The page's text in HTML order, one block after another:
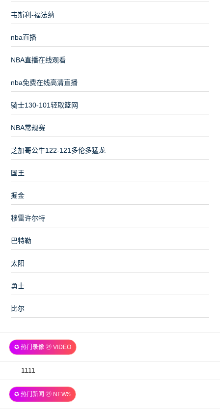
韦斯利-福法纳
nba直播
NBA直播在线观看
nba免费在线高清直播
骑士130-101轻取篮网
NBA常规赛
芝加哥公牛122-121多伦多猛龙
国王
掘金
穆雷许尔特
巴特勒
太阳
勇士
比尔
✪ 热门录像 ㉔ VIDEO
2026-
06
1111
✪ 热门新闻 ㉔ NEWS